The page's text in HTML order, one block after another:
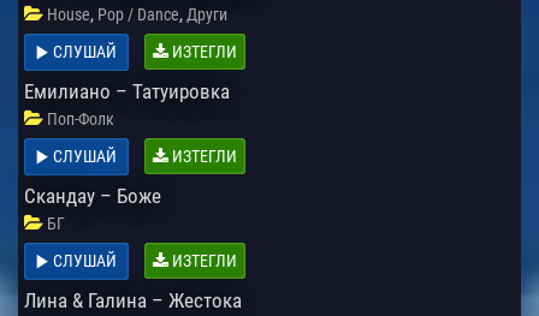
House, Pop / Dance, Други
СЛУШАЙ
ИЗТЕГЛИ
Емилиано – Татуировка
Поп-Фолк
СЛУШАЙ
ИЗТЕГЛИ
Скандау – Боже
БГ
СЛУШАЙ
ИЗТЕГЛИ
Лина & Галина – Жестока